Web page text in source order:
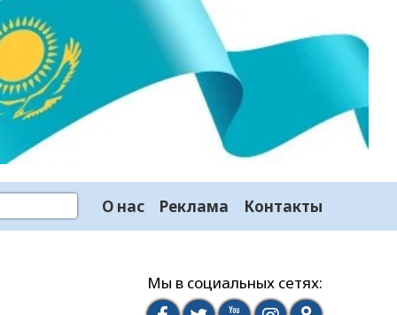
О нас Реклама Контакты
Мы в социальных сетях: